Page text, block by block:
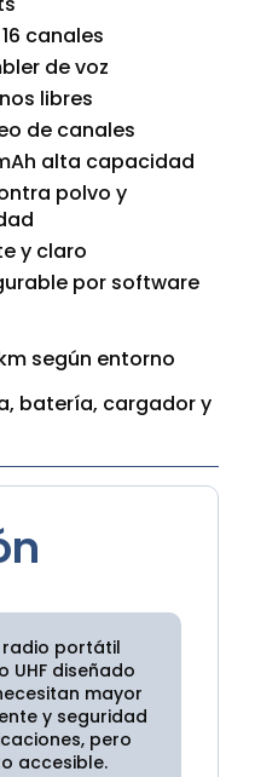
canales
de voz
libres
de canales
alta capacidad
polvo y
y claro
por software
según entorno
batería, cargador y
radio portátil
diseñado
mayor
y seguridad
pero
accesible.